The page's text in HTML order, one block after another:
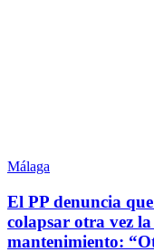
Málaga
El PP denuncia
colapsar otra vez
mantenimiento: